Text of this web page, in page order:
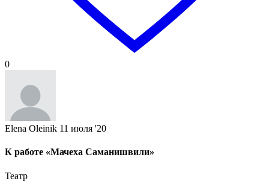
0
Elena Oleinik 11 июля '20
К работе «Мачеха Саманишвили»
Театр